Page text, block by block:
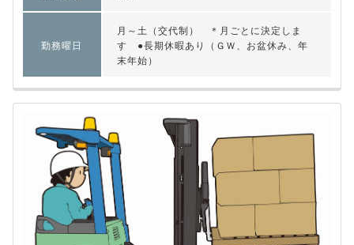
勤務曜日
月～土（交代制） ＊月ごとに決定しま
す ●長期休暇あり（ＧＷ、お盆休み、年
末年始）